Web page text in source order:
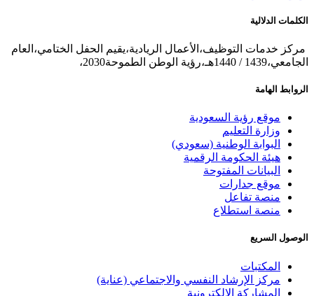
الكلمات الدلالية
مركز خدمات التوظيف،الأعمال الريادية،يقيم الحفل الختامي،العام
الجامعي،1439 / 1440هـ،رؤية الوطن الطموحة2030،
الروابط الهامة
موقع رؤية السعودية
وزارة التعليم
البوابة الوطنية (سعودي)
هيئة الحكومة الرقمية
البيانات المفتوحة
موقع جدارات
منصة تفاعل
منصة استطلاع
الوصول السريع
المكتبات
مركز الإرشاد النفسي والاجتماعي (عناية)
المشاركة الإلكترونية